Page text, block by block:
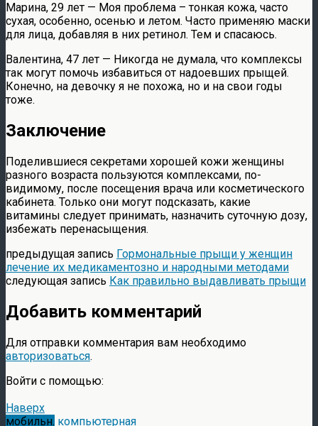
Марина, 29 лет — Моя проблема – тонкая кожа, часто
сухая, особенно, осенью и летом. Часто применяю маски
для лица, добавляя в них ретинол. Тем и спасаюсь.
Валентина, 47 лет — Никогда не думала, что комплексы
так могут помочь избавиться от надоевших прыщей.
Конечно, на девочку я не похожа, но и на свои годы
тоже.
Заключение
Поделившиеся секретами хорошей кожи женщины
разного возраста пользуются комплексами, по-
видимому, после посещения врача или косметического
кабинета. Только они могут подсказать, какие
витамины следует принимать, назначить суточную дозу,
избежать перенасыщения.
предыдущая запись Гормональные прыщи у женщин
лечение их медикаментозно и народными методами
следующая запись Как правильно выдавливать прыщи
Добавить комментарий
Для отправки комментария вам необходимо
авторизоваться.
Войти с помощью:
Наверх
мобильн. компьютерная